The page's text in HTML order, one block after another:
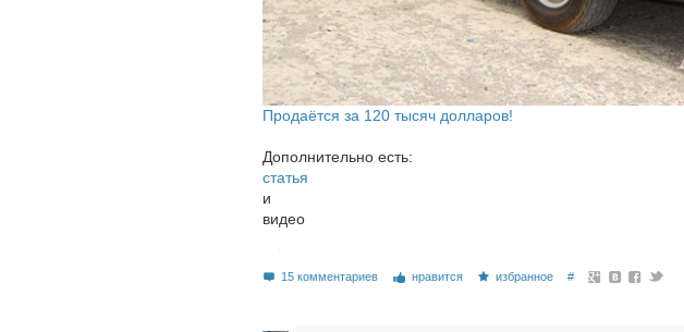
Продаётся за 120 тысяч долларов!
Дополнительно есть:
статья
и
видео
15 комментариев нравится избранное #